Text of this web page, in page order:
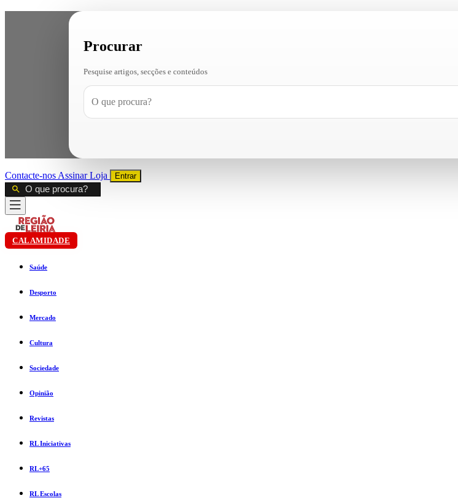
Procurar
Pesquise artigos, secções e conteúdos
Contacte-nos AssinarLoja Entrar
CALAMIDADE
Saúde
Desporto
Mercado
Cultura
Sociedade
Opinião
Revistas
RL Iniciativas
RL+65
RL Escolas